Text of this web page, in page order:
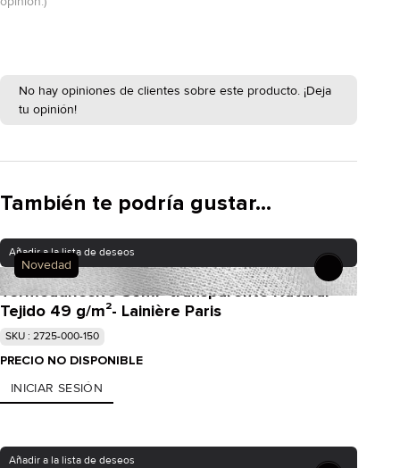
No hay opiniones de clientes sobre este producto. ¡Deja
tu opinión!
También te podría gustar...
Novedad
Añadir a la lista de deseos
Termoadhesivo Semi- transparente Natural
Tejido 49 g/m²- Lainière Paris
SKU : 2725-000-150
PRECIO NO DISPONIBLE
INICIAR SESIÓN
Añadir a la lista de deseos